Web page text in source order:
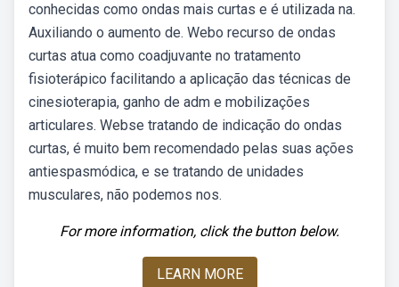
conhecidas como ondas mais curtas e é utilizada na.
Auxiliando o aumento de. Webo recurso de ondas
curtas atua como coadjuvante no tratamento
fisioterápico facilitando a aplicação das técnicas de
cinesioterapia, ganho de adm e mobilizações
articulares. Webse tratando de indicação do ondas
curtas, é muito bem recomendado pelas suas ações
antiespasmódica, e se tratando de unidades
musculares, não podemos nos.
For more information, click the button below.
LEARN MORE